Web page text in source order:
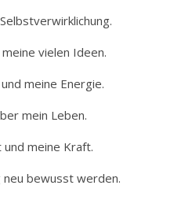
vielen Ideen.
meine Energie.
mein Leben.
und meine Kraft.
bewusst werden.